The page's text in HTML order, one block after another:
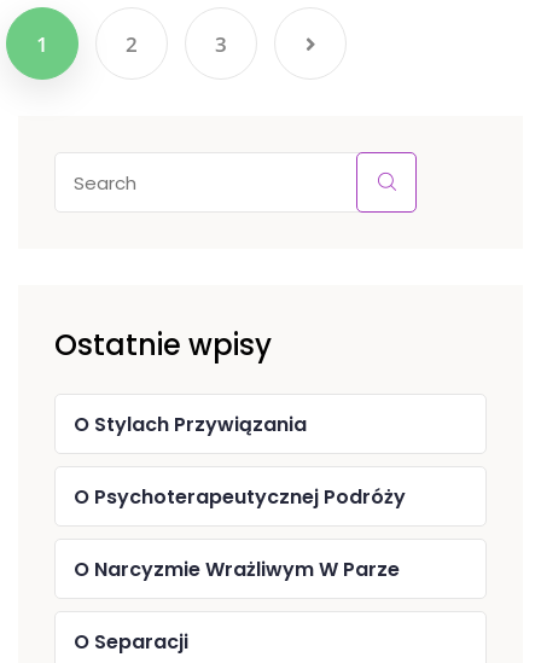
Stronicowanie
wpisów
1 2 3
Ostatnie wpisy
O Stylach Przywiązania
O Psychoterapeutycznej Podróży
O Narcyzmie Wrażliwym W Parze
O Separacji